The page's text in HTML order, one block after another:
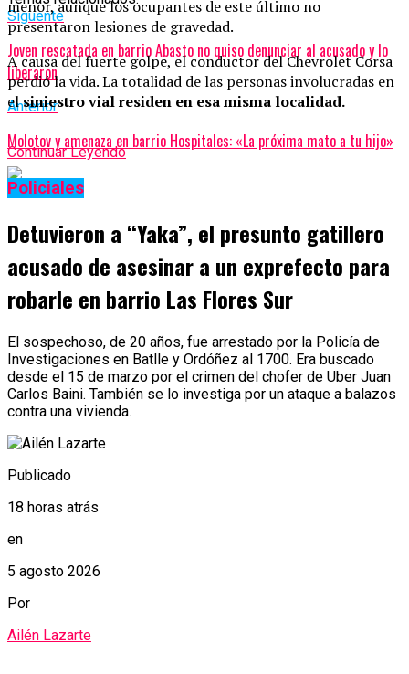
Siguente
Joven rescatada en barrio Abasto no quiso denunciar al acusado y lo
liberaron
Anterior
Molotov y amenaza en barrio Hospitales: «La próxima mato a tu hijo»
menor, aunque los ocupantes de este último no
presentaron lesiones de gravedad.
A causa del fuerte golpe, el conductor del Chevrolet Corsa
perdió la vida. La totalidad de las personas involucradas en
elsiniestro vial residen en esa misma localidad.
Continuar Leyendo
Policiales
Detuvieron a “Yaka”, el presunto gatillero
acusado de asesinar a un exprefecto para
robarle en barrio Las Flores Sur
El sospechoso, de 20 años, fue arrestado por la Policía de
Investigaciones en Batlle y Ordóñez al 1700. Era buscado
desde el 15 de marzo por el crimen del chofer de Uber Juan
Carlos Baini. También se lo investiga por un ataque a balazos
contra una vivienda.
Publicado
18 horas atrás
en
5 agosto 2026
Por
Ailén Lazarte